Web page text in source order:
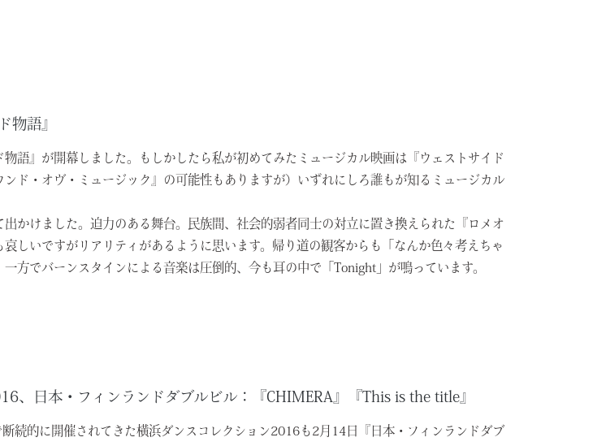
物語』
語』が開幕しました。もしかしたら私が初めてみたミュージカル映画は『ウェストサイド
ド・オヴ・ミュージック』の可能性もありますが）いずれにしろ誰もが知るミュージカル
かけました。迫力のある舞台。民族間、社会的弱者同士の対立に置き換えられた『ロメオ
哀しいですがリアリティがあるように思います。帰り道の観客からも「なんか色々考えちゃ
方でバーンスタインによる音楽は圧倒的、今も耳の中で「Tonight」が鳴っています。
、日本・フィンランドダブルビル：『CHIMERA』『This is the title』
続的に開催されてきた横浜ダンスコレクション2016も2月14日『日本・フィンランドダブ